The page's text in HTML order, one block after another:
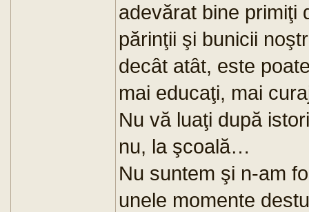
adevărat bine primiţi
părinţii şi bunicii
decât atât, este
mai educaţi, mai
Nu vă luaţi după
nu, la şcoală…
Nu suntem şi n-am
unele momente